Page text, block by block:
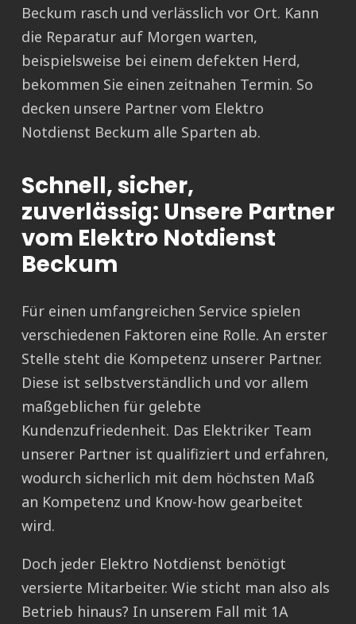
Beckum rasch und verlässlich vor Ort. Kann
die Reparatur auf Morgen warten,
beispielsweise bei einem defekten Herd,
bekommen Sie einen zeitnahen Termin. So
decken unsere Partner vom Elektro
Notdienst Beckum alle Sparten ab.
Schnell, sicher,
zuverlässig: Unsere Partner
vom Elektro Notdienst
Beckum
Für einen umfangreichen Service spielen
verschiedenen Faktoren eine Rolle. An erster
Stelle steht die Kompetenz unserer Partner.
Diese ist selbstverständlich und vor allem
maßgeblichen für gelebte
Kundenzufriedenheit. Das Elektriker Team
unserer Partner ist qualifiziert und erfahren,
wodurch sicherlich mit dem höchsten Maß
an Kompetenz und Know-how gearbeitet
wird.
Doch jeder Elektro Notdienst benötigt
versierte Mitarbeiter. Wie sticht man also als
Betrieb hinaus? In unserem Fall mit 1A